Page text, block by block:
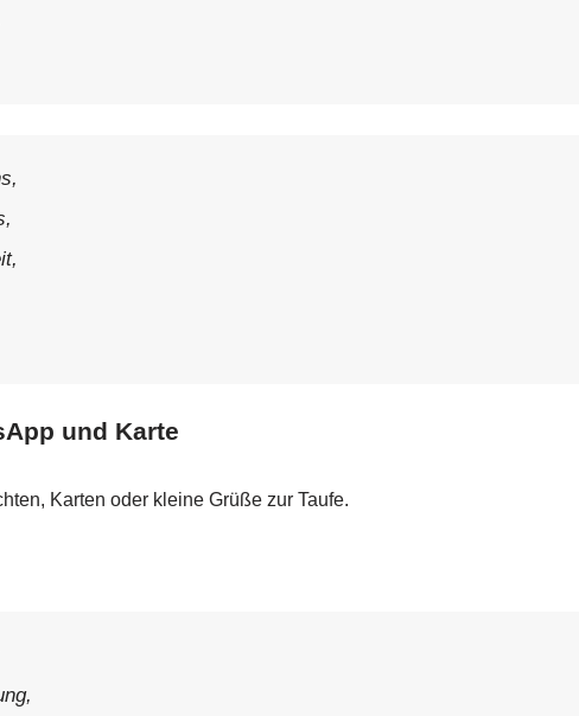
und Karte
Karten oder kleine Grüße zur Taufe.